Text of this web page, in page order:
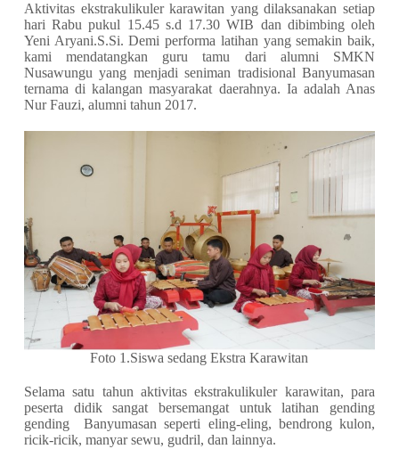
Aktivitas ekstrakulikuler karawitan yang dilaksanakan setiap
hari Rabu pukul 15.45 s.d 17.30 WIB dan dibimbing oleh
Yeni Aryani.S.Si. Demi performa latihan yang semakin baik,
kami mendatangkan guru tamu dari alumni SMKN
Nusawungu yang menjadi seniman tradisional Banyumasan
ternama di kalangan masyarakat daerahnya. Ia adalah Anas
Nur Fauzi, alumni tahun 2017.
Foto 1.Siswa sedang Ekstra Karawitan
Selama satu tahun aktivitas ekstrakulikuler karawitan, para
peserta didik sangat bersemangat untuk latihan gending
gending Banyumasan seperti eling-eling, bendrong kulon,
ricik-ricik, manyar sewu, gudril, dan lainnya.